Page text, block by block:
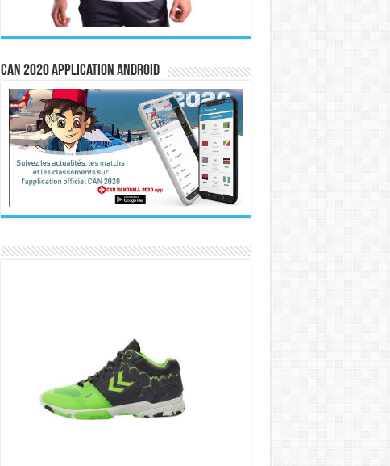
CAN 2020 Application Android